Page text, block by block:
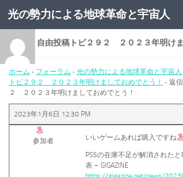
コンテンツへスキップ
光の勢力による地球革命と宇宙人
返信先: 自由投稿トピ２９２ ２０２３年明け
ホーム › フォーラム › 光の勢力による地球革命と宇宙
トピ２９２ ２０２３年明けましておめでとう！
› 返
２ ２０２３年明けましておめでとう！
2023年1月6日 12:30 PM
参加者 いいゲームあれば購入ですね
PS5の在庫不足が解消された
表 – GIGAZINE